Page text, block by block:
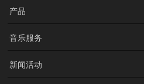
产品
音乐服务
新闻活动